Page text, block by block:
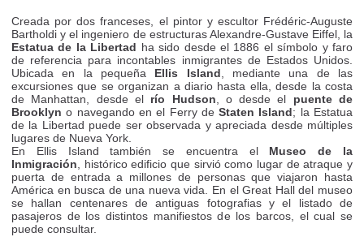
Creada por dos franceses, el pintor y escultor Frédéric-Auguste
Bartholdi y el ingeniero de estructuras Alexandre-Gustave Eiffel, la
Estatua de la Libertad ha sido desde el 1886 el símbolo y faro
de referencia para incontables inmigrantes de Estados Unidos.
Ubicada en la pequeña Ellis Island , mediante una de las
excursiones que se organizan a diario hasta ella, desde la costa
de Manhattan, desde el río Hudson , o desde el puente de
Brooklyn o navegando en el Ferry deStaten Island; la Estatua
de la Libertad puede ser observada y apreciada desde múltiples
lugares de Nueva York.
En Ellis Island también se encuentra el Museo de la
Inmigración , histórico edificio que sirvió como lugar de atraque y
puerta de entrada a millones de personas que viajaron hasta
América en busca de una nueva vida. En el Great Hall del museo
se hallan centenares de antiguas fotografias y el listado de
pasajeros de los distintos manifiestos de los barcos, el cual se
puede consultar.